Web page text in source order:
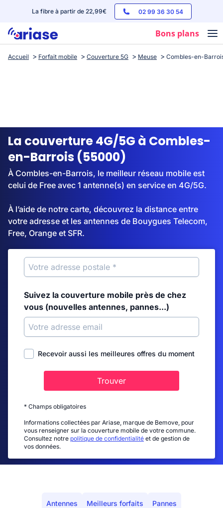
La fibre à partir de 22,99€ 02 99 36 30 54
Bons plans
Box internet
Streaming
Accueil Forfait mobile Couverture 5G Meuse Combles-en-
La couverture 4G/5G à Combles-
en-Barrois (55000)
À Combles-en-Barrois, le meilleur réseau mobile est
celui de Free avec 1 antenne(s) en service en 4G/5G.
À l’aide de notre carte, découvrez la distance entre
votre adresse et les antennes de Bouygues Telecom,
Free, Orange et SFR.
Suivez la couverture mobile près de chez
vous (nouvelles antennes, pannes...)
Recevoir aussi les meilleures offres du moment
Trouver
* Champs obligatoires
Informations collectées par Ariase, marque de Bemove, pour
vous renseigner sur la couverture mobile de votre commune.
Consultez notre politique de confidentialité et de gestion de
vos données.
Antennes Meilleurs forfaits Pannes